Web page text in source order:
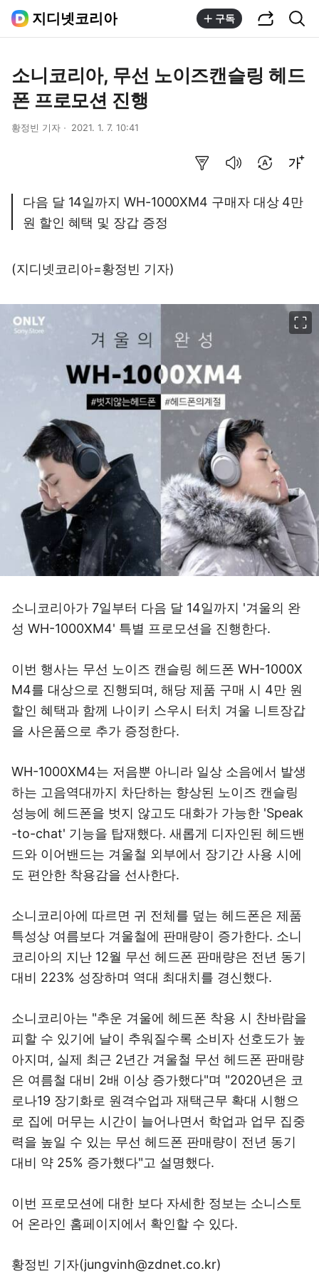
지디넷코리아 구독
소니코리아, 무선 노이즈캔슬링 헤드
폰 프로모션 진행
황정빈 기자 2021. 1. 7. 10:41
다음 달 14일까지 WH-1000XM4 구매자 대상 4만
원 할인 혜택 및 장갑 증정
(지디넷코리아=황정빈 기자)
소니코리아가 7일부터 다음 달 14일까지 '겨울의 완
성 WH-1000XM4' 특별 프로모션을 진행한다.
이번 행사는 무선 노이즈 캔슬링 헤드폰 WH-1000X
M4를 대상으로 진행되며, 해당 제품 구매 시 4만 원
할인 혜택과 함께 나이키 스우시 터치 겨울 니트장갑
을 사은품으로 추가 증정한다.
WH-1000XM4는 저음뿐 아니라 일상 소음에서 발생
하는 고음역대까지 차단하는 향상된 노이즈 캔슬링
성능에 헤드폰을 벗지 않고도 대화가 가능한 'Speak
-to-chat' 기능을 탑재했다. 새롭게 디자인된 헤드밴
드와 이어밴드는 겨울철 외부에서 장기간 사용 시에
도 편안한 착용감을 선사한다.
소니코리아에 따르면 귀 전체를 덮는 헤드폰은 제품
특성상 여름보다 겨울철에 판매량이 증가한다. 소니
코리아의 지난 12월 무선 헤드폰 판매량은 전년 동기
대비 223% 성장하며 역대 최대치를 경신했다.
소니코리아는 "추운 겨울에 헤드폰 착용 시 찬바람을
피할 수 있기에 날이 추워질수록 소비자 선호도가 높
아지며, 실제 최근 2년간 겨울철 무선 헤드폰 판매량
은 여름철 대비 2배 이상 증가했다"며 "2020년은 코
로나19 장기화로 원격수업과 재택근무 확대 시행으
로 집에 머무는 시간이 늘어나면서 학업과 업무 집중
력을 높일 수 있는 무선 헤드폰 판매량이 전년 동기
대비 약 25% 증가했다"고 설명했다.
이번 프로모션에 대한 보다 자세한 정보는 소니스토
어 온라인 홈페이지에서 확인할 수 있다.
황정빈 기자(jungvinh@zdnet.co.kr)